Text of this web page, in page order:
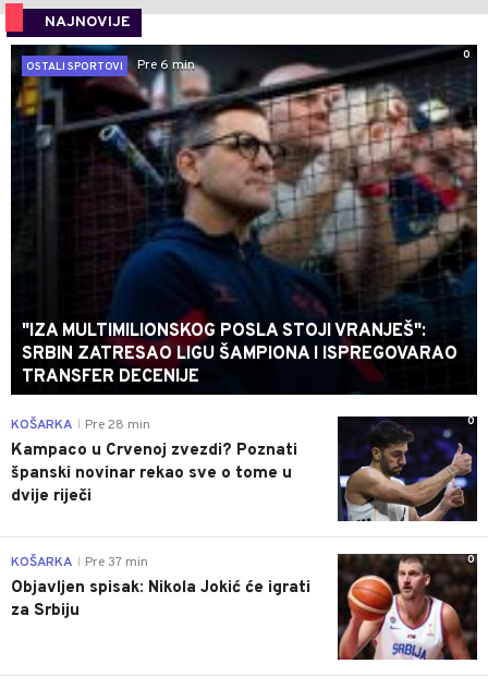
NAJNOVIJE
0
OSTALI SPORTOVI
Pre 6 min
"IZA MULTIMILIONSKOG POSLA STOJI VRANJEŠ":
SRBIN ZATRESAO LIGU ŠAMPIONA I ISPREGOVARAO
TRANSFER DECENIJE
0
KOŠARKA Pre 28 min
Kampaco u Crvenoj zvezdi? Poznati
španski novinar rekao sve o tome u
dvije riječi
0
KOŠARKA Pre 37 min
Objavljen spisak: Nikola Jokić će igrati
za Srbiju